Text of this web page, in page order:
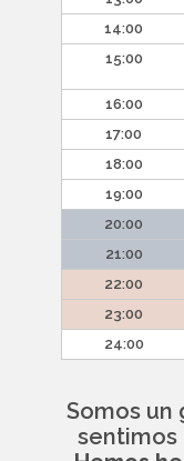
14:00
15:00
16:00
17:00
18:00
19:00
20:00
21:00
22:00
23:00
24:00
Somos un
sentimos